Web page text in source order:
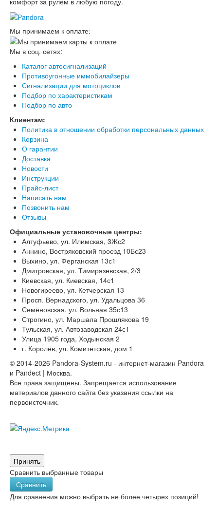
Мы принимаем к оплате:
Мы в соц. сетях:
Каталог автосигнализаций
Противоугонные иммобилайзеры
Сигнализации для мотоциклов
Подбор по характеристикам
Подбор по авто
Клиентам:
Политика в отношении обработки персональных данных
Корзина
О гарантии
Доставка
Новости
Инструкции
Прайс-лист
Написать нам
Позвонить нам
Отзывы
Официальные установочные центры:
Алтуфьево, ул. Илимская, 3Жс2
Аннино, Востряковский проезд 10Бс23
Выхино, ул. Ферганская 13с1
Дмитровская, ул. Тимирязевская, 2/3
Киевская, ул. Киевская, 14с1
Новогиреево, ул. Кетчерская 13
Просп. Вернадского, ул. Удальцова 36
Семёновская, ул. Вольная 35с13
Строгино, ул. Маршала Прошлякова 19
Тульская, ул. Автозаводская 24с1
Улица 1905 года, Ходынская 2
г. Королёв, ул. Комитетская, дом 1
© 2014-2026 Pandora-System.ru - интернет-магазин Pandora
и Pandect | Москва.
Все права защищены. Запрещается использование
материалов данного сайта без указания ссылки на
первоисточник.
Принять
Сравнить выбранные товары
Сравнить
Для сравнения можно выбрать не более четырех позиций!